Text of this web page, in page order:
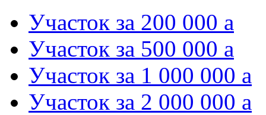
Участок за 200 000 a
Участок за 500 000 a
Участок за 1 000 000 a
Участок за 2 000 000 a